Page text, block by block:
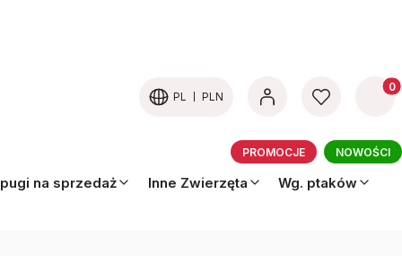
PL PLN
PROMOCJE NOWOŚCI
na sprzedaż Inne Zwierzęta Wg. ptaków